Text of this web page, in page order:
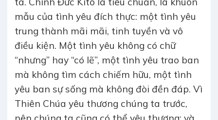
mẫu của tình yêu đích thực: một tình yêu
trung thành mãi mãi, tinh tuyền và vô
điều kiện. Một tình yêu không có chữ
“nhưng” hay “có lẽ”, một tình yêu trao ban
mà không tìm cách chiếm hữu, một tình
yêu ban sự sống mà không đòi đền đáp. Vì
Thiên Chúa yêu thương chúng ta trước,